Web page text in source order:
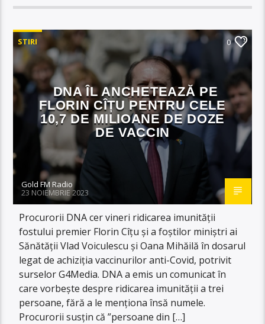
STIRI 0
DNA ÎL ANCHETEAZĂ PE
FLORIN CÎȚU PENTRU CELE
10,7 DE MILIOANE DE DOZE
DE VACCIN
Gold FM Radio
23 NOIEMBRIE 2023
Procurorii DNA cer vineri ridicarea imunității
fostului premier Florin Cîțu și a foștilor miniștri ai
Sănătății Vlad Voiculescu și Oana Mihăilă în dosarul
legat de achiziția vaccinurilor anti-Covid, potrivit
surselor G4Media. DNA a emis un comunicat în
care vorbește despre ridicarea imunității a trei
persoane, fără a le menționa însă numele.
Procurorii susțin că ”persoane din […]